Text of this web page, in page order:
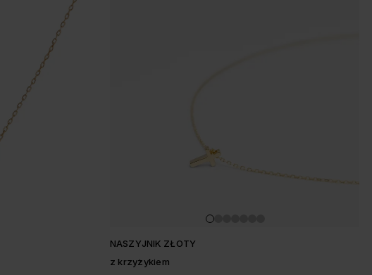
NASZYJNIK ZŁOTY
z krzyżykiem